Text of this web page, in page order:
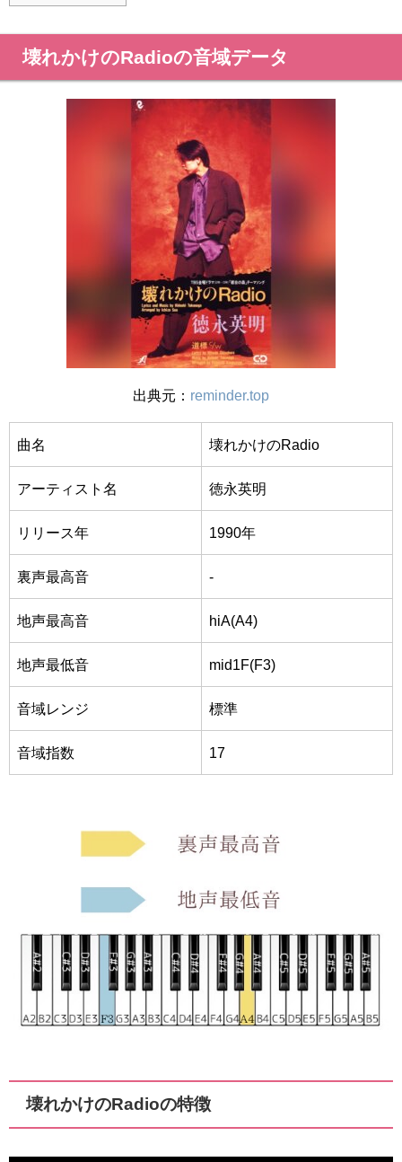
壊れかけのRadioの音域データ
出典元： reminder.top
曲名 壊れかけのRadio
アーティスト名 徳永英明
リリース年 1990年
裏声最高音 -
地声最高音 hiA(A4)
地声最低音 mid1F(F3)
音域レンジ 標準
音域指数 17
壊れかけのRadioの特徴